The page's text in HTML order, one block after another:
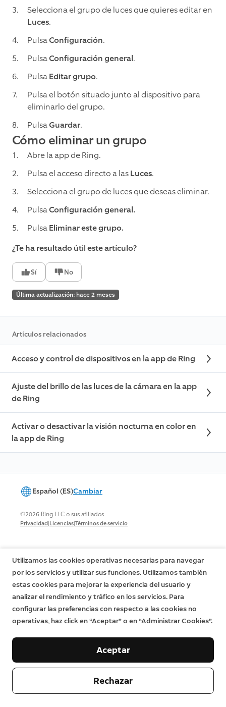
Selecciona el grupo de luces que quieres editar en
Luces.
PulsaConfiguración.
PulsaConfiguración general.
PulsaEditar grupo.
Pulsa el botón situado junto al dispositivo para
eliminarlo del grupo.
PulsaGuardar.
Cómo eliminar un grupo
Abre la app de Ring.
Pulsa el acceso directo a lasLuces.
Selecciona el grupo de luces que deseas eliminar.
PulsaConfiguración general.
PulsaEliminar este grupo.
¿Te ha resultado útil este artículo?
Sí No
Última actualización: hace 2 meses
Artículos relacionados
Acceso y control de dispositivos en la app de Ring
Ajuste del brillo de las luces de la cámara en la app
de Ring
Activar o desactivar la visión nocturna en color en
la app de Ring
Español (ES)Cambiar
©2026 Ring LLC o sus afiliados
Privacidad|Licencias|Términos de servicio
Utilizamos las cookies operativas necesarias para navegar
por los servicios y utilizar sus funciones. Utilizamos también
estas cookies para mejorar la experiencia del usuario y
analizar el rendimiento y tráfico en los servicios. Para
configurar las preferencias con respecto a las cookies no
operativas, haz click en “Aceptar” o en “Administrar Cookies”.
Rechazar
Aceptar